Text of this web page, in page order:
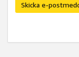
Skicka e-